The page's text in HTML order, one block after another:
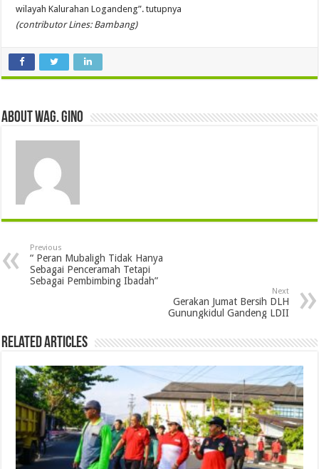
wilayah Kalurahan Logandeng”. tutupnya
(contributor Lines: Bambang)
About wag. gino
Previous
“ Peran Mubaligh Tidak Hanya
Sebagai Penceramah Tetapi
Sebagai Pembimbing Ibadah”
Next
Gerakan Jumat Bersih DLH
Gunungkidul Gandeng LDII
Related Articles